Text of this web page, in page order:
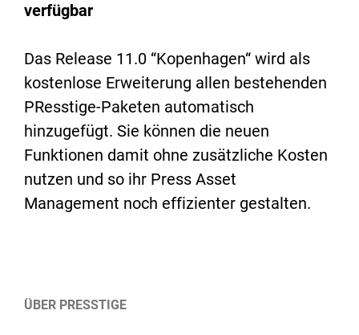
verfügbar
Das Release 11.0 “Kopenhagen“ wird als
kostenlose Erweiterung allen bestehenden
PResstige-Paketen automatisch
hinzugefügt. Sie können die neuen
Funktionen damit ohne zusätzliche Kosten
nutzen und so ihr Press Asset
Management noch effizienter gestalten.
ÜBER PRESSTIGE